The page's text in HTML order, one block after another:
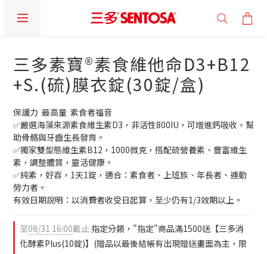
三多素寶®素食維他命D3+B12
+S.(硫)膜衣錠(30錠/盒)
保護力  最高量  素食者福音
✅嚴選海藻來源素食維生素D3，非活性800IU，可增進鈣吸收，幫
助骨骼與牙齒生長發育。
✅獨家雙型態維生素B12，1000微克，搭配硫營養素、豐富維生
素，調整體質，靈活健康。
✅純素，好吞，1天1錠，適合：素食者、上班族、年長者、運動
勞力者。
有效日期說明：以消費者收受日起算，至少仍有1/3效期以上。
至08/31 16:00截止 指定分類，"指定"商品滿1500送【三多消
化酵素Plus(10錠)】(贈品以最後結帳有出現贈送畫面為主，限